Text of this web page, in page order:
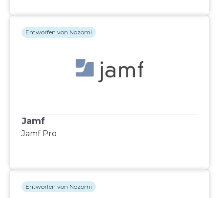
Jamf
Jamf Pro
Entworfen von Nozomi
Entworfen von Nozomi